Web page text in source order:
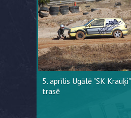
5. aprīlis Ugālē "SK Krauķi"
trasē